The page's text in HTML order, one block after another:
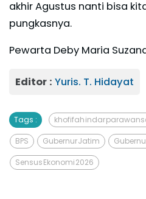
akhir Agustus nanti bisa
pungkasnya.
Pewarta Deby Maria
Editor : Yuris. T. Hidayat
Tags : khofifah indar
BPS Gubernur Jatim
Sensus Ekonomi 2026